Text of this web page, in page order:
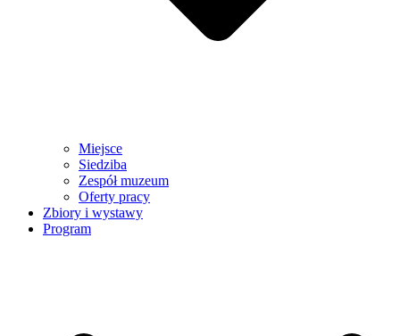
Miejsce
Siedziba
Zespół muzeum
Oferty pracy
Zbiory i wystawy
Program